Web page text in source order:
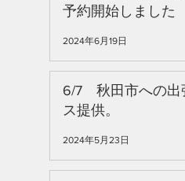
予約開始しました
2024年6月19日
6/7 秋田市への出
ス提供。
2024年5月23日